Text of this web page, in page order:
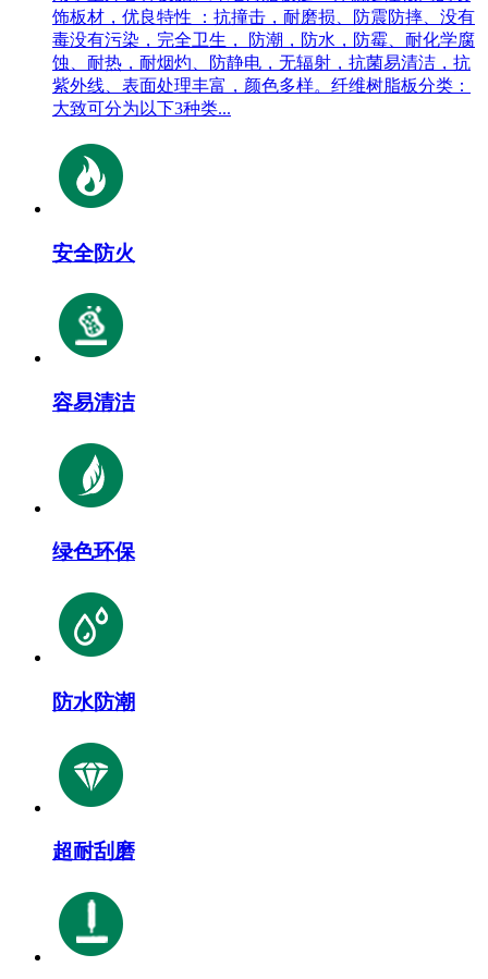
饰板材，优良特性 ：抗撞击，耐磨损、防震防摔、没有
毒没有污染，完全卫生， 防潮，防水，防霉、耐化学腐
蚀、耐热，耐烟灼、防静电，无辐射，抗菌易清洁，抗
紫外线、表面处理丰富，颜色多样。纤维树脂板分类：
大致可分为以下3种类...
安全防火
容易清洁
绿色环保
防水防潮
超耐刮磨